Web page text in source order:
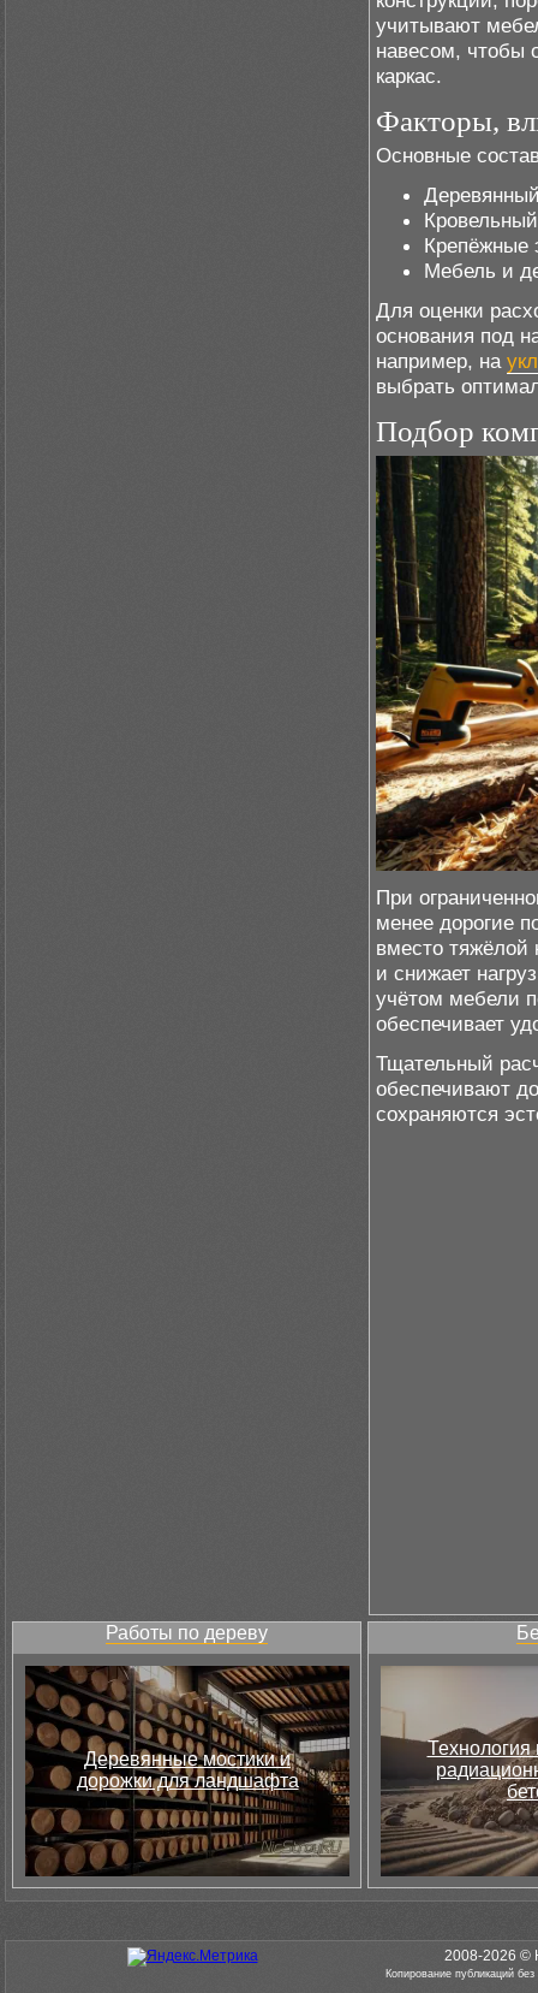
учитывают
навесом, чтобы
каркас.
Факторы,
Основные
Крепёжные
Мебель и
Для оценки
основания под
например, на
выбрать
Подбор
При
менее дорогие
вместо тяжёлой
и снижает
учётом мебели
обеспечивает
Тщательный
обеспечивают
сохраняются
Работы по дереву
Деревянные мостики и
дорожки для ландшафта
Технология
2008-2026 ©
Копирование публикаций